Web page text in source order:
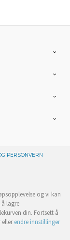
PERSONVERN
og vi kan
å lagre
din. Fortsett å
ellerendre innstillinger